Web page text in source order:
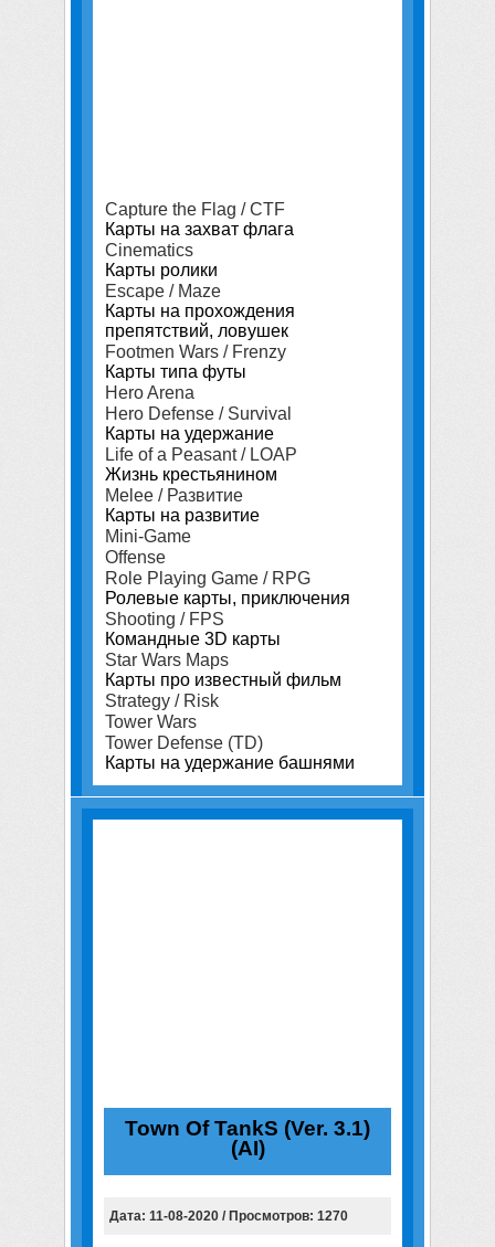
Capture the Flag / CTF
Карты на захват флага
Cinematics
Карты ролики
Escape / Maze
Карты на прохождения
препятствий, ловушек
Footmen Wars / Frenzy
Карты типа футы
Hero Arena
Hero Defense / Survival
Карты на удержание
Life of a Peasant / LOAP
Жизнь крестьянином
Melee / Развитие
Карты на развитие
Mini-Game
Offense
Role Playing Game / RPG
Ролевые карты, приключения
Shooting / FPS
Командные 3D карты
Star Wars Maps
Карты про известный фильм
Strategy / Risk
Tower Wars
Tower Defense (TD)
Карты на удержание башнями
Town Of TankS (Ver. 3.1)
(AI)
Дата: 11-08-2020 / Просмотров: 1270